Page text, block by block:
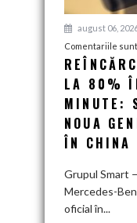
august 06,
Comentariile
LA 80%
MINUTE:
NOUA
ÎN CHINA
Grupul Smart
Mercedes-
oficial în...